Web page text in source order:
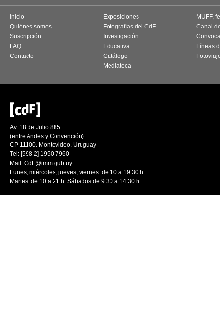
Inicio
Quiénes somos
Suscripción
FAQ
Contacto
Exposiciones
Fotografías del CdF
Investigación
Educativa
Catálogo
Mediateca
MUFF,
Canal
Líneas
Av. 18 de Julio 885
(entre Andes y Convención)
CP 11100. Montevideo. Uruguay
Tel: [598 2] 1950 7960
Mail: CdF@imm.gub.uy
Lunes, miércoles, jueves, viernes: de 10 a 19.30 h.
Martes: de 10 a 21 h. Sábados de 9.30 a 14.30 h.